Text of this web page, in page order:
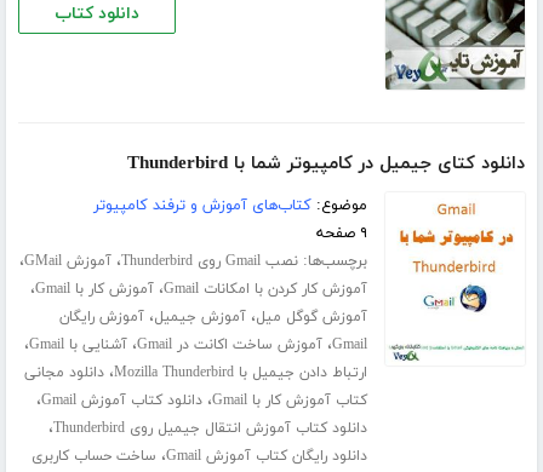
دانلود کتاب
دانلود کتای جیمیل در کامپیوتر شما با Thunderbird
موضوع:کتاب‌های آموزش و ترفند کامپیوتر
۹ صفحه
برچسب‌ها:نصب Gmail روی Thunderbird ،آموزش GMail ،
آموزش کار کردن با امکانات Gmail ،آموزش کار با Gmail ،
آموزش گوگل میل،آموزش جیمیل،آموزش رایگان
Gmail،آموزش ساخت اکانت در Gmail ،آشنایی با Gmail ،
ارتباط دادن جیمیل با Mozilla Thunderbird ،دانلود مجانی
کتاب آموزش کار با Gmail
،دانلود کتاب آموزش Gmail ،
دانلود کتاب آموزش انتقال جیمیل روی Thunderbird ،
دانلود رایگان کتاب آموزش Gmail ، ساخت حساب کاربری